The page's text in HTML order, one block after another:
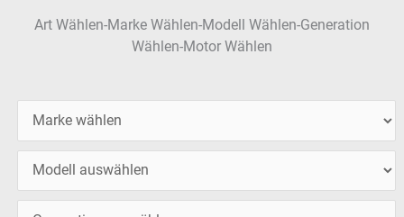
Art Wählen-Marke Wählen-Modell Wählen-Generation
Wählen-Motor Wählen